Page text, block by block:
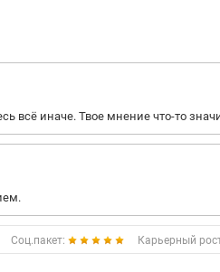
всё иначе. Твое мнение что-то
Соц.пакет: Карьерный